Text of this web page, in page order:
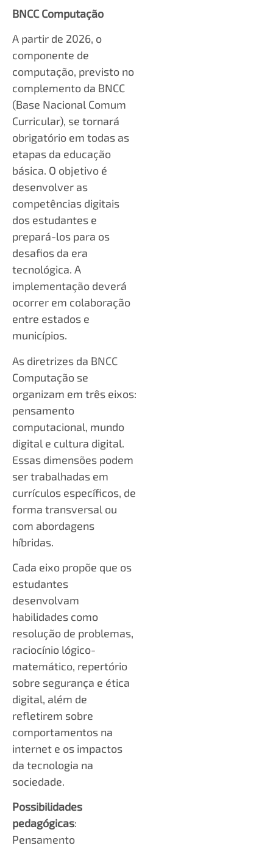
BNCC Computação
A partir de 2026, o
componente de
computação, previsto no
complemento da BNCC
(Base Nacional Comum
Curricular), se tornará
obrigatório em todas as
etapas da educação
básica. O objetivo é
desenvolver as
competências digitais
dos estudantes e
prepará-los para os
desafios da era
tecnológica. A
implementação deverá
ocorrer em colaboração
entre estados e
municípios.
As diretrizes da BNCC
Computação se
organizam em três eixos:
pensamento
computacional, mundo
digital e cultura digital.
Essas dimensões podem
ser trabalhadas em
currículos específicos, de
forma transversal ou
com abordagens
híbridas.
Cada eixo propõe que os
estudantes
desenvolvam
habilidades como
resolução de problemas,
raciocínio lógico-
matemático, repertório
sobre segurança e ética
digital, além de
refletirem sobre
comportamentos na
internet e os impactos
da tecnologia na
sociedade.
Possibilidades
pedagógicas:
Pensamento